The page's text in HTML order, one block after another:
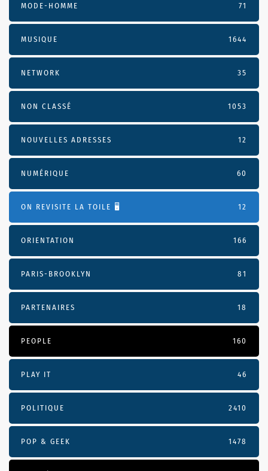
MODE-HOMME 71
MUSIQUE 1644
NETWORK 35
NON CLASSÉ 1053
NOUVELLES ADRESSES 12
NUMÉRIQUE 60
ON REVISITE LA TOILE 🖥️ 12
ORIENTATION 166
PARIS-BROOKLYN 81
PARTENAIRES 18
PEOPLE 160
PLAY IT 46
POLITIQUE 2410
POP & GEEK 1478